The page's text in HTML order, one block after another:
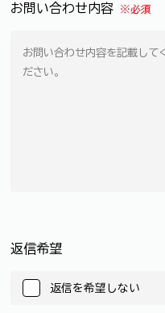
お問い合わせ内容 ※必須
返信希望
返信を希望しない